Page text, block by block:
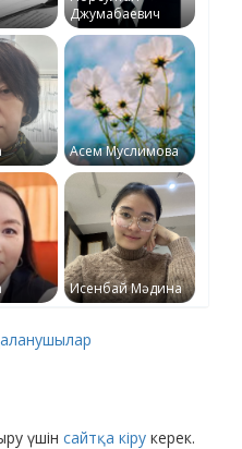
Джумабаевич
Асем Муслимова
Исенбай Мәдина
үшін сайтқа кіру керек.